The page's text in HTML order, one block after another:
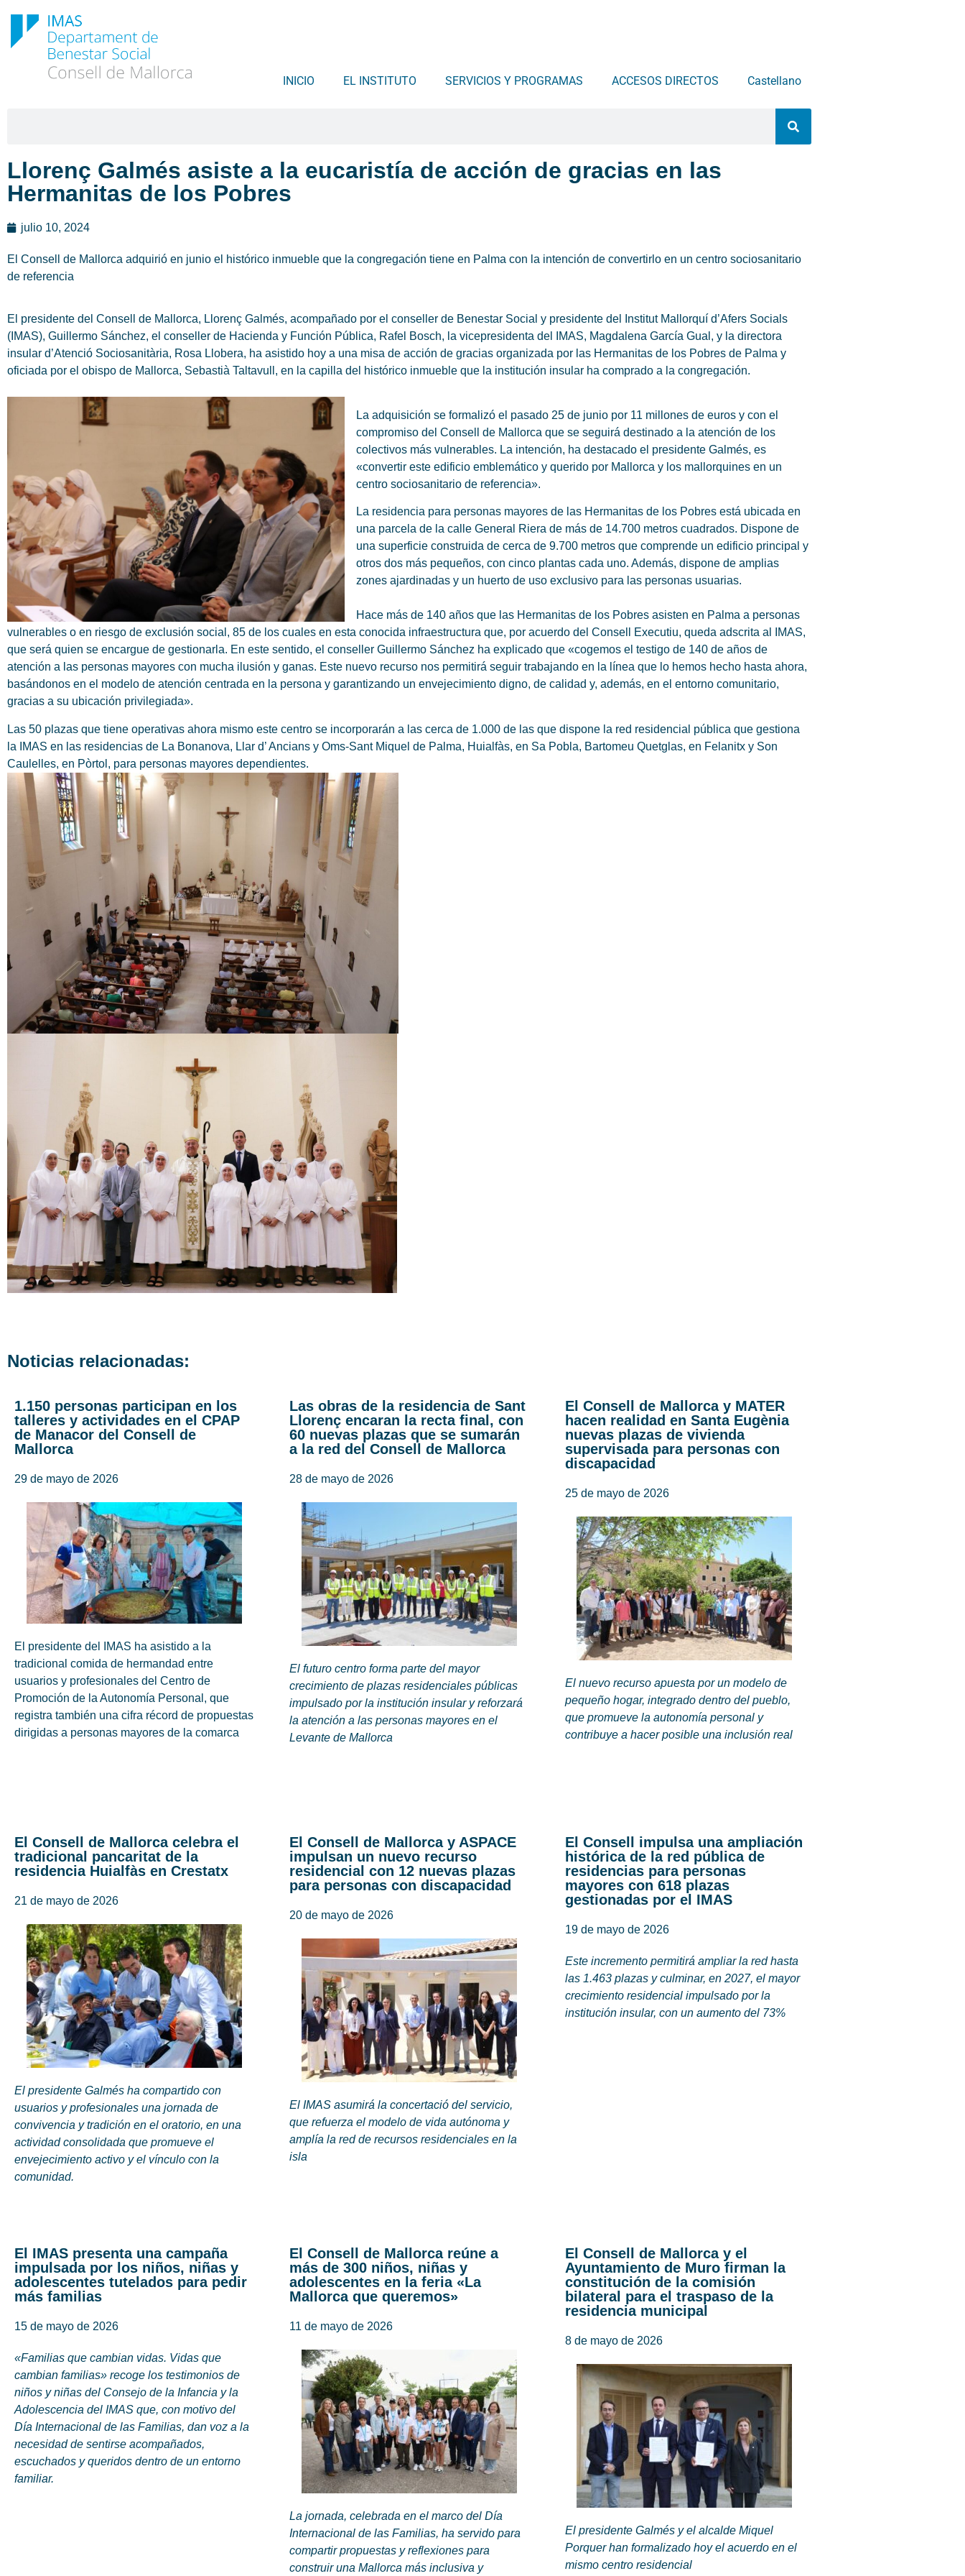
INICIO EL INSTITUTO SERVICIOS Y PROGRAMAS ACCESOS DIRECTOS Castellano
Llorenç Galmés asiste a la eucaristía de acción de gracias en las
Hermanitas de los Pobres
julio 10, 2024
El Consell de Mallorca adquirió en junio el histórico inmueble que la congregación tiene en Palma con la intención de convertirlo en un centro sociosanitario
de referencia
El presidente del Consell de Mallorca, Llorenç Galmés, acompañado por el conseller de Benestar Social y presidente del Institut Mallorquí d’Afers Socials
(IMAS), Guillermo Sánchez, el conseller de Hacienda y Función Pública, Rafel Bosch, la vicepresidenta del IMAS, Magdalena García Gual, y la directora
insular d’Atenció Sociosanitària, Rosa Llobera, ha asistido hoy a una misa de acción de gracias organizada por las Hermanitas de los Pobres de Palma y
oficiada por el obispo de Mallorca, Sebastià Taltavull, en la capilla del histórico inmueble que la institución insular ha comprado a la congregación.
La adquisición se formalizó el pasado 25 de junio por 11 millones de euros y con el
compromiso del Consell de Mallorca que se seguirá destinado a la atención de los
colectivos más vulnerables. La intención, ha destacado el presidente Galmés, es
«convertir este edificio emblemático y querido por Mallorca y los mallorquines en un
centro sociosanitario de referencia».
La residencia para personas mayores de las Hermanitas de los Pobres está ubicada en
una parcela de la calle General Riera de más de 14.700 metros cuadrados. Dispone de
una superficie construida de cerca de 9.700 metros que comprende un edificio principal y
otros dos más pequeños, con cinco plantas cada uno. Además, dispone de amplias
zones ajardinadas y un huerto de uso exclusivo para las personas usuarias.
Hace más de 140 años que las Hermanitas de los Pobres asisten en Palma a personas
vulnerables o en riesgo de exclusión social, 85 de los cuales en esta conocida infraestructura que, por acuerdo del Consell Executiu, queda adscrita al IMAS,
que será quien se encargue de gestionarla. En este sentido, el conseller Guillermo Sánchez ha explicado que «cogemos el testigo de 140 de años de
atención a las personas mayores con mucha ilusión y ganas. Este nuevo recurso nos permitirá seguir trabajando en la línea que lo hemos hecho hasta ahora,
basándonos en el modelo de atención centrada en la persona y garantizando un envejecimiento digno, de calidad y, además, en el entorno comunitario,
gracias a su ubicación privilegiada».
Las 50 plazas que tiene operativas ahora mismo este centro se incorporarán a las cerca de 1.000 de las que dispone la red residencial pública que gestiona
la IMAS en las residencias de La Bonanova, Llar d’ Ancians y Oms-Sant Miquel de Palma, Huialfàs, en Sa Pobla, Bartomeu Quetglas, en Felanitx y Son
Caulelles, en Pòrtol, para personas mayores dependientes.
Noticias relacionadas:
1.150 personas participan en los
talleres y actividades en el CPAP
de Manacor del Consell de
Mallorca
29 de mayo de 2026
El presidente del IMAS ha asistido a la
tradicional comida de hermandad entre
usuarios y profesionales del Centro de
Promoción de la Autonomía Personal, que
registra también una cifra récord de propuestas
dirigidas a personas mayores de la comarca
Las obras de la residencia de Sant
Llorenç encaran la recta final, con
60 nuevas plazas que se sumarán
a la red del Consell de Mallorca
28 de mayo de 2026
El futuro centro forma parte del mayor
crecimiento de plazas residenciales públicas
impulsado por la institución insular y reforzará
la atención a las personas mayores en el
Levante de Mallorca
El Consell de Mallorca y MATER
hacen realidad en Santa Eugènia
nuevas plazas de vivienda
supervisada para personas con
discapacidad
25 de mayo de 2026
El nuevo recurso apuesta por un modelo de
pequeño hogar, integrado dentro del pueblo,
que promueve la autonomía personal y
contribuye a hacer posible una inclusión real
El Consell de Mallorca celebra el
tradicional pancaritat de la
residencia Huialfàs en Crestatx
21 de mayo de 2026
El presidente Galmés ha compartido con
usuarios y profesionales una jornada de
convivencia y tradición en el oratorio, en una
actividad consolidada que promueve el
envejecimiento activo y el vínculo con la
comunidad.
El Consell de Mallorca y ASPACE
impulsan un nuevo recurso
residencial con 12 nuevas plazas
para personas con discapacidad
20 de mayo de 2026
El IMAS asumirá la concertació del servicio,
que refuerza el modelo de vida autónoma y
amplía la red de recursos residenciales en la
isla
El Consell impulsa una ampliación
histórica de la red pública de
residencias para personas
mayores con 618 plazas
gestionadas por el IMAS
19 de mayo de 2026
Este incremento permitirá ampliar la red hasta
las 1.463 plazas y culminar, en 2027, el mayor
crecimiento residencial impulsado por la
institución insular, con un aumento del 73%
El IMAS presenta una campaña
impulsada por los niños, niñas y
adolescentes tutelados para pedir
más familias
15 de mayo de 2026
«Familias que cambian vidas. Vidas que
cambian familias» recoge los testimonios de
niños y niñas del Consejo de la Infancia y la
Adolescencia del IMAS que, con motivo del
Día Internacional de las Familias, dan voz a la
necesidad de sentirse acompañados,
escuchados y queridos dentro de un entorno
familiar.
El Consell de Mallorca reúne a
más de 300 niños, niñas y
adolescentes en la feria «La
Mallorca que queremos»
11 de mayo de 2026
La jornada, celebrada en el marco del Día
Internacional de las Familias, ha servido para
compartir propuestas y reflexiones para
construir una Mallorca más inclusiva y
El Consell de Mallorca y el
Ayuntamiento de Muro firman la
constitución de la comisión
bilateral para el traspaso de la
residencia municipal
8 de mayo de 2026
El presidente Galmés y el alcalde Miquel
Porquer han formalizado hoy el acuerdo en el
mismo centro residencial